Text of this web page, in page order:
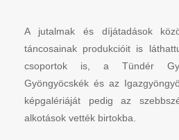
A jutalmak és díjátadások
táncosainak produkcióit is
csoportok is, a Tündér
Gyöngyöcskék és az
képgalériáját pedig az
alkotások vették birtokba.